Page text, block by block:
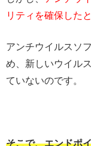
リティを確保した
アンチウイルスソ
め、新しいウイル
ていないのです。
そこで、エンドポ